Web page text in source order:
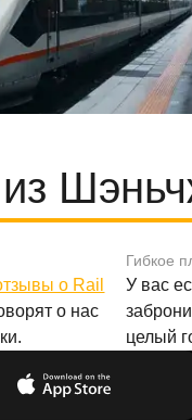
о Rail
о нас
Гибкое
У вас
целый